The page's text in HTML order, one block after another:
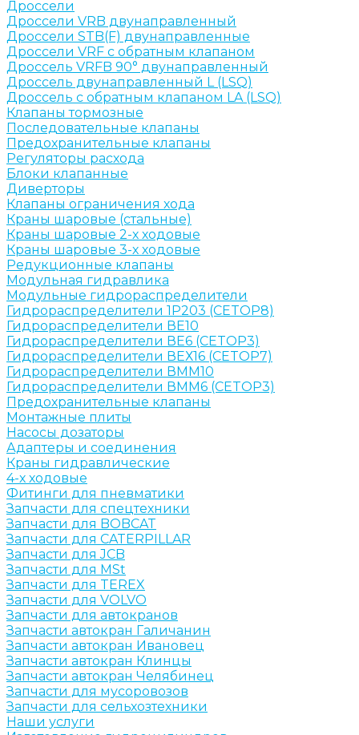
Дроссели
Дроссели VRB двунаправленный
Дроссели STB(F) двунаправленные
Дроссели VRF с обратным клапаном
Дроссель VRFB 90° двунаправленный
Дроссель двунаправленный L (LSQ)
Дроссель с обратным клапаном LA (LSQ)
Клапаны тормозные
Последовательные клапаны
Предохранительные клапаны
Регуляторы расхода
Блоки клапанные
Диверторы
Клапаны ограничения хода
Краны шаровые (стальные)
Краны шаровые 2-х ходовые
Краны шаровые 3-х ходовые
Редукционные клапаны
Модульная гидравлика
Модульные гидрораспределители
Гидрораспределители 1Р203 (CETOP8)
Гидрораспределители ВЕ10
Гидрораспределители ВЕ6 (CETOP3)
Гидрораспределители ВЕХ16 (CETOP7)
Гидрораспределители ВММ10
Гидрораспределители ВММ6 (CETOP3)
Предохранительные клапаны
Монтажные плиты
Насосы дозаторы
Адаптеры и соединения
Краны гидравлические
4-х ходовые
Фитинги для пневматики
Запчасти для спецтехники
Запчасти для BOBCAT
Запчасти для CATERPILLAR
Запчасти для JCB
Запчасти для MSt
Запчасти для TEREX
Запчасти для VOLVO
Запчасти для автокранов
Запчасти автокран Галичанин
Запчасти автокран Ивановец
Запчасти автокран Клинцы
Запчасти автокран Челябинец
Запчасти для мусоровозов
Запчасти для сельхозтехники
Наши услуги